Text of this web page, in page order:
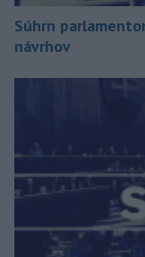
Súhrn
návrhov